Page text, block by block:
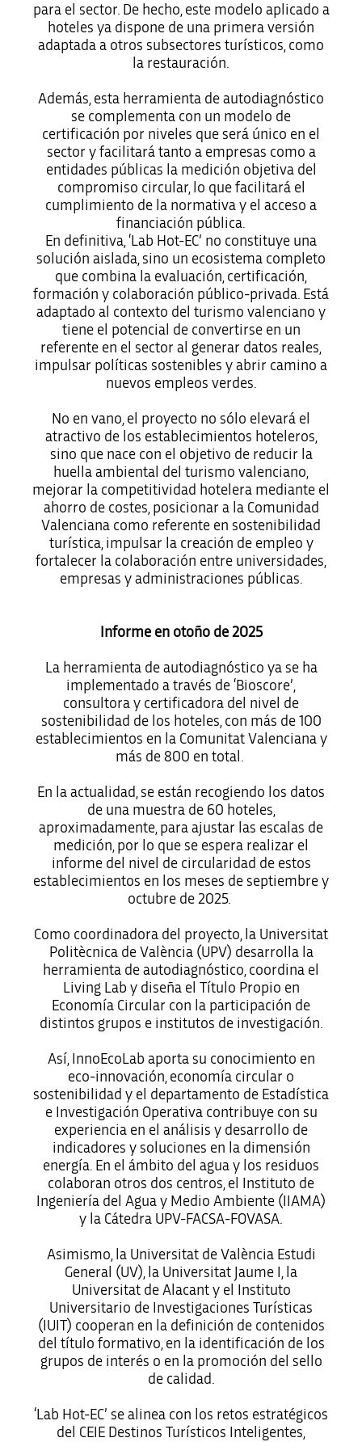
para el sector. De hecho, este modelo aplicado a
hoteles ya dispone de una primera versión
adaptada a otros subsectores turísticos, como
la restauración.
Además, esta herramienta de autodiagnóstico
se complementa con un modelo de
certificación por niveles que será único en el
sector y facilitará tanto a empresas como a
entidades públicas la medición objetiva del
compromiso circular, lo que facilitará el
cumplimiento de la normativa y el acceso a
financiación pública.
En definitiva, ‘Lab Hot-EC’ no constituye una
solución aislada, sino un ecosistema completo
que combina la evaluación, certificación,
formación y colaboración público-privada. Está
adaptado al contexto del turismo valenciano y
tiene el potencial de convertirse en un
referente en el sector al generar datos reales,
impulsar políticas sostenibles y abrir camino a
nuevos empleos verdes.
No en vano, el proyecto no sólo elevará el
atractivo de los establecimientos hoteleros,
sino que nace con el objetivo de reducir la
huella ambiental del turismo valenciano,
mejorar la competitividad hotelera mediante el
ahorro de costes, posicionar a la Comunidad
Valenciana como referente en sostenibilidad
turística, impulsar la creación de empleo y
fortalecer la colaboración entre universidades,
empresas y administraciones públicas.
Informe en otoño de 2025
La herramienta de autodiagnóstico ya se ha
implementado a través de ‘Bioscore’,
consultora y certificadora del nivel de
sostenibilidad de los hoteles, con más de 100
establecimientos en la Comunitat Valenciana y
más de 800 en total.
En la actualidad, se están recogiendo los datos
de una muestra de 60 hoteles,
aproximadamente, para ajustar las escalas de
medición, por lo que se espera realizar el
informe del nivel de circularidad de estos
establecimientos en los meses de septiembre y
octubre de 2025.
Como coordinadora del proyecto, la Universitat
Politècnica de València (UPV) desarrolla la
herramienta de autodiagnóstico, coordina el
Living Lab y diseña el Título Propio en
Economía Circular con la participación de
distintos grupos e institutos de investigación.
Así, InnoEcoLab aporta su conocimiento en
eco-innovación, economía circular o
sostenibilidad y el departamento de Estadística
e Investigación Operativa contribuye con su
experiencia en el análisis y desarrollo de
indicadores y soluciones en la dimensión
energía. En el ámbito del agua y los residuos
colaboran otros dos centros, el Instituto de
Ingeniería del Agua y Medio Ambiente (IIAMA)
y la Cátedra UPV-FACSA-FOVASA.
Asimismo, la Universitat de València Estudi
General (UV), la Universitat Jaume I, la
Universitat de Alacant y el Instituto
Universitario de Investigaciones Turísticas
(IUIT) cooperan en la definición de contenidos
del título formativo, en la identificación de los
grupos de interés o en la promoción del sello
de calidad.
‘Lab Hot-EC’ se alinea con los retos estratégicos
del CEIE Destinos Turísticos Inteligentes,